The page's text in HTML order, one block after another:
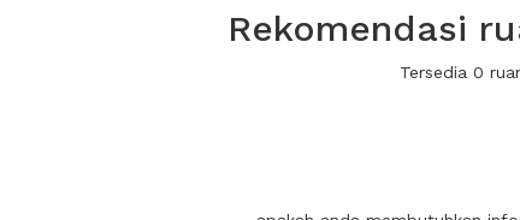
Rekomendasi
Tersedia 0